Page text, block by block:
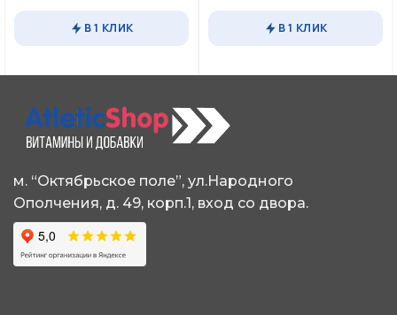
вариаций.
можно
выбрать
на
товара.
В 1 КЛИК
вариаций.
можно
выбрать
товара.
В 1 КЛИК
м. “Октябрьское поле”, ул.Народного
Ополчения, д. 49, корп.1, вход со двора.